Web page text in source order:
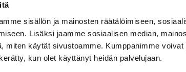
sisällön ja mainosten räätälöimiseen,
Lisäksi jaamme sosiaalisen median,
miten käytät sivustoamme. Kumppanimme
kun olet käyttänyt heidän palvelujaan.
later!
E-post